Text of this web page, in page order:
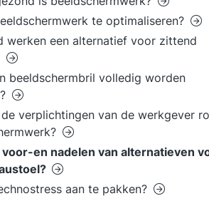
te optimaliseren?
werken een alternatief voor zittend
beeldschermbril volledig worden
verplichtingen van de werkgever
voor-en nadelen van alternatieven
aan te pakken?